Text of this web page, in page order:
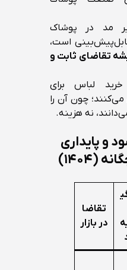
مد در پوشاک
است،
تقاضای ثابت و
لباس برای
چون آن را
نه هزینه.
و پایداری
(۱۴۰۴)
تقاضا
در بازار